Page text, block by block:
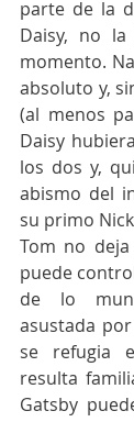
parte de la
Daisy, no
momento.
absoluto y,
(al menos
Daisy
los dos y,
abismo del
su primo
Tom no
puede
de lo
asustada
se refugia
resulta
Gatsby